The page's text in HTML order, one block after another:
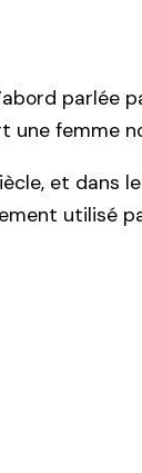
parlée
une femme
et dans
utilisé